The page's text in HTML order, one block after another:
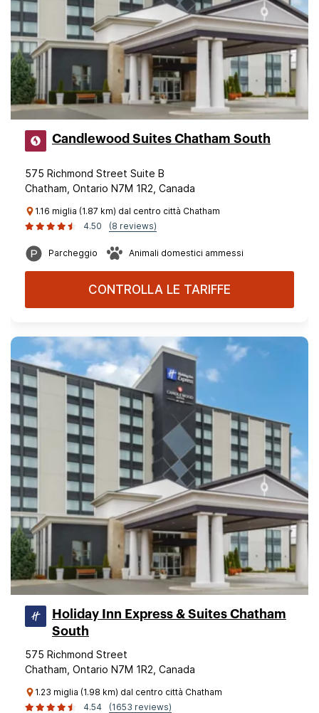
Candlewood Suites Chatham South
575 Richmond Street Suite B
Chatham, Ontario N7M 1R2, Canada
1.16 miglia (1.87 km) dal centro città Chatham
4.50
(8 reviews)
Parcheggio Animali domestici ammessi
CONTROLLA LE TARIFFE
Holiday Inn Express & Suites Chatham
South
575 Richmond Street
Chatham, Ontario N7M 1R2, Canada
1.23 miglia (1.98 km) dal centro città Chatham
4.54
(1653 reviews)